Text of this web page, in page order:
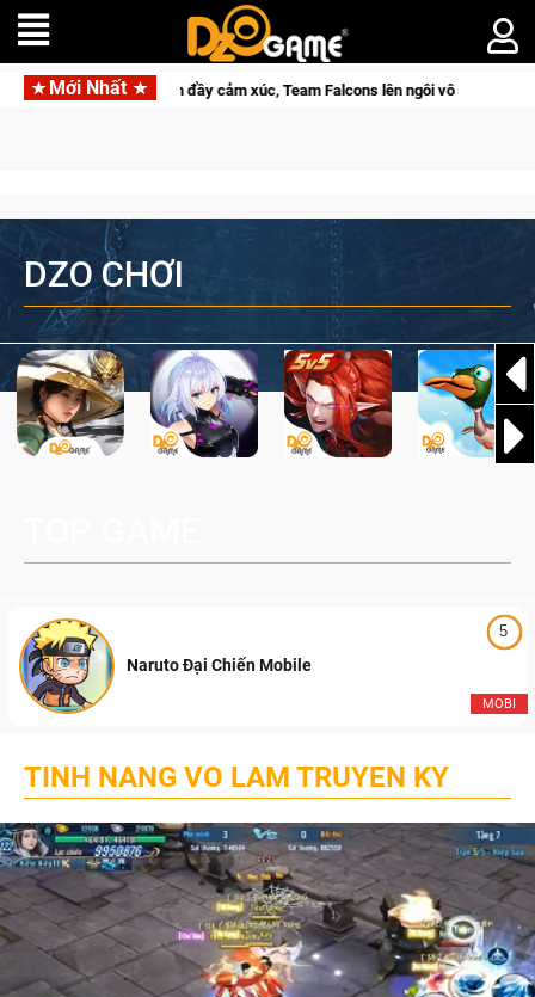
Mới Nhất
lên ngôi vô địch Trở thành "Đại ca Mèo" khuấy đảo
DZO CHƠI
5
MOBI
Naruto Đại Chiến Mobile
TINH NANG VO LAM TRUYEN KY